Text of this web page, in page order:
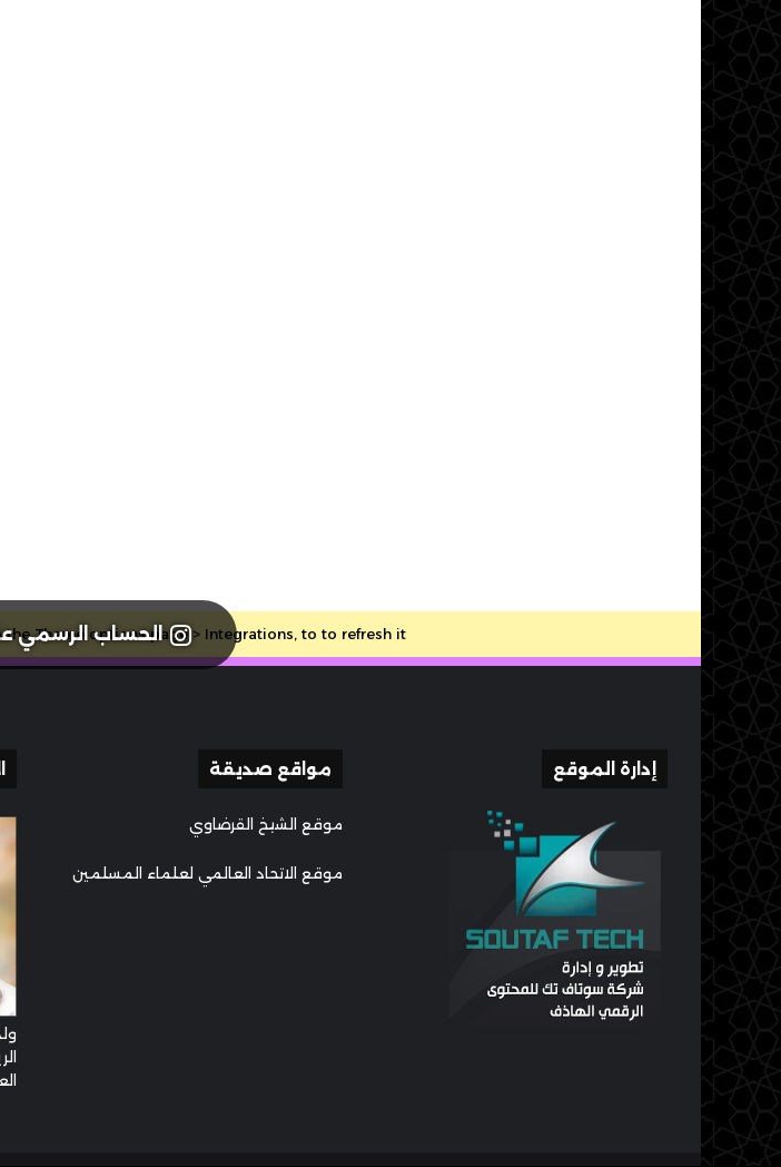
الحساب الرسمي
Theme options page > Integrations, to to refresh it.
إدارة الموقع مواقع صديقة
موقع الشيخ القرضاوي
موقع الاتحاد العالمي لعلماء المسلمين